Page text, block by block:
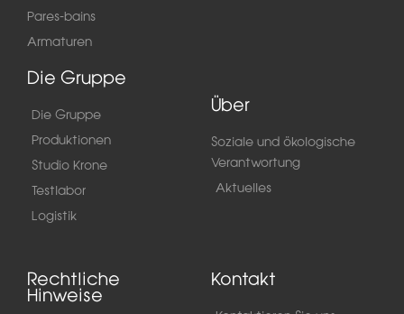
Pares-bains
Armaturen
Die Gruppe
Die Gruppe
Produktionen
Studio Krone
Testlabor
Logistik
Über
Soziale und ökologische
Verantwortung
Aktuelles
Rechtliche
Hinweise
Kontakt